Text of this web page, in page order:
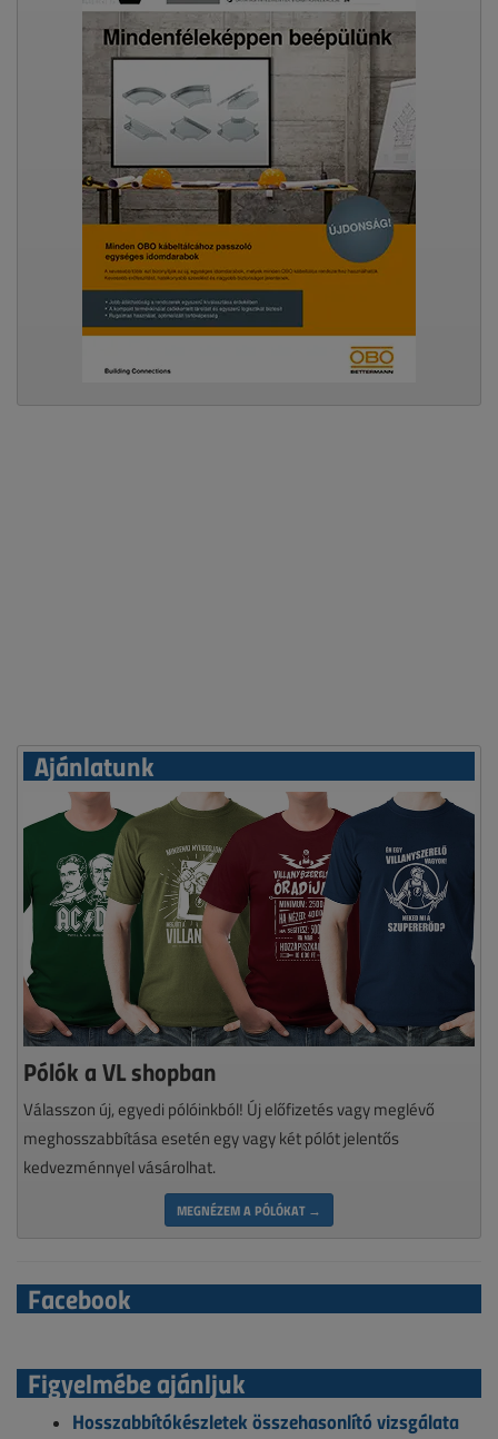
Ajánlatunk
Pólók a VL shopban
Válasszon új, egyedi pólóinkból! Új előfizetés vagy meglévő
meghosszabbítása esetén egy vagy két pólót jelentős
kedvezménnyel vásárolhat.
MEGNÉZEM A PÓLÓKAT →
Facebook
Figyelmébe ajánljuk
Hosszabbítókészletek összehasonlító vizsgálata